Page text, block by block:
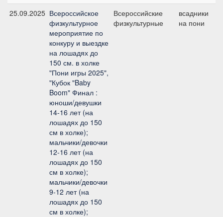
25.09.2025 Всероссийское
физкультурное
мероприятие по
конкуру и выездке
на лошадях до
150 см. в холке
"Пони игры 2025",
"Кубок "Baby
Boom" Финал :
юноши/девушки
14-16 лет (на
лошадях до 150
см в холке);
мальчики/девочки
12-16 лет (на
лошадях до 150
см в холке);
мальчики/девочки
9-12 лет (на
лошадях до 150
см в холке);
Всероссийские
физкультурные
всадники
на пони